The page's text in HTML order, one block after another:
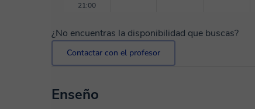
21:00
¿No encuentras la disponibilidad que buscas?
Contactar con el profesor
Enseño